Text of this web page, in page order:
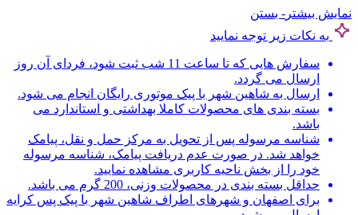
نمایش بیشتر - بستن
به نکات زیر توجه نمایید
سفارش هایی که تا ساعت 11 شب ثبت شود، فردای آن روز
ارسال می گردد.
ارسال به شاهین شهر با پیک موتوری رایگان انجام می شود.
بسته بندی های محصولات کاملا بهداشتی و استاندارد می
باشد.
شناسه مرسوله پس از تحویل به مرکز حمل و نقل، پیامک
خواهد شد. در صورت عدم دریافت پیامک، شناسه مرسوله
خود را از بخش ناحیه کاربری مشاهده نمایید.
حداقل بسته بندی در محصولات وزنی، 200 گرم می باشد.
برای اصفهان و شهرهای اطراف شاهین شهر با پیک پس کرایه